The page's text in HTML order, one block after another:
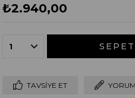
₺2.940,00
TAVSIYE ET